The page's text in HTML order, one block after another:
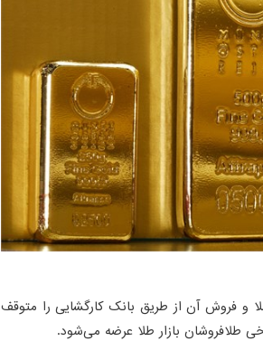
و فروش آن از طریق بانک کارگشایی را متوقف
طلافروشان بازار طلا عرضه می‌شود.